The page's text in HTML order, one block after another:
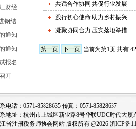
浙江省注册税务师协会与浙江财经大学续签战略合作协议 共育高素质税务人才
省税协“税务合规大讲堂”走进钢结构行业协会精准赋能企业高质量发展
通知
通知
2026年度税务师职业资格考试报名公告
开
共话合作协同 共促行业发展
践行初心使命 助力乡村振兴
凝聚协同合力 压实落地举措
第一页 下一页 当前为第1页 共有
电话：0571-85828635 传真：0571-85828637
地址：杭州市上城区新业路8号华联UDC时代大厦
省注册税务师协会网站 版权所有 @2026 浙ICP备